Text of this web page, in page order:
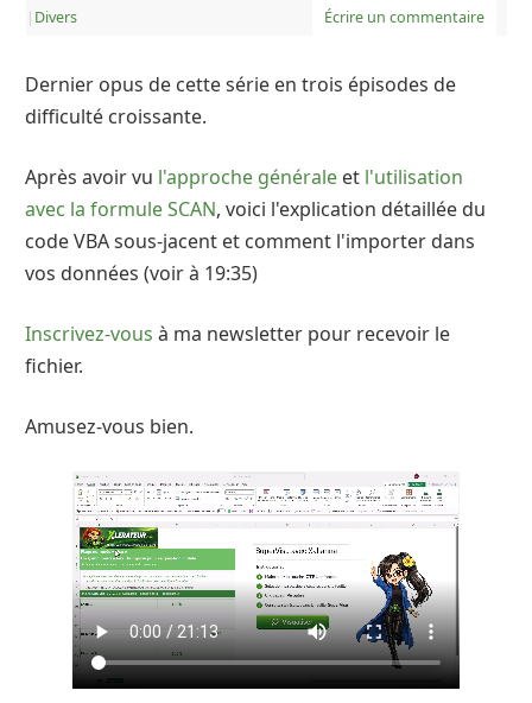
| Divers Écrire un commentaire
Dernier opus de cette série en trois épisodes de
difficulté croissante.
Après avoir vu l'approche générale et l'utilisation
avec la formule SCAN, voici l'explication détaillée du
code VBA sous-jacent et comment l'importer dans
vos données (voir à 19:35)
Inscrivez-vous à ma newsletter pour recevoir le
fichier.
Amusez-vous bien.